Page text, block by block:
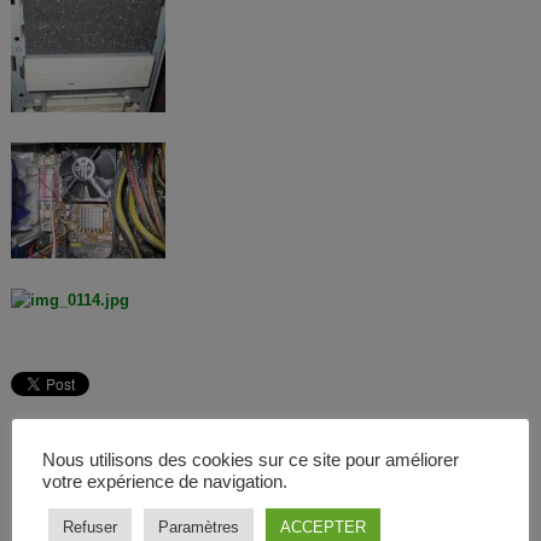
Nous utilisons des cookies sur ce site pour améliorer
votre expérience de navigation.
Refuser Paramètres ACCEPTER